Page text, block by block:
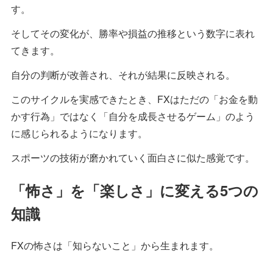
す。
そしてその変化が、勝率や損益の推移という数字に表れ
てきます。
自分の判断が改善され、それが結果に反映される。
このサイクルを実感できたとき、FXはただの「お金を動
かす行為」ではなく「自分を成長させるゲーム」のよう
に感じられるようになります。
スポーツの技術が磨かれていく面白さに似た感覚です。
「怖さ」を「楽しさ」に変える5つの
知識
FXの怖さは「知らないこと」から生まれます。